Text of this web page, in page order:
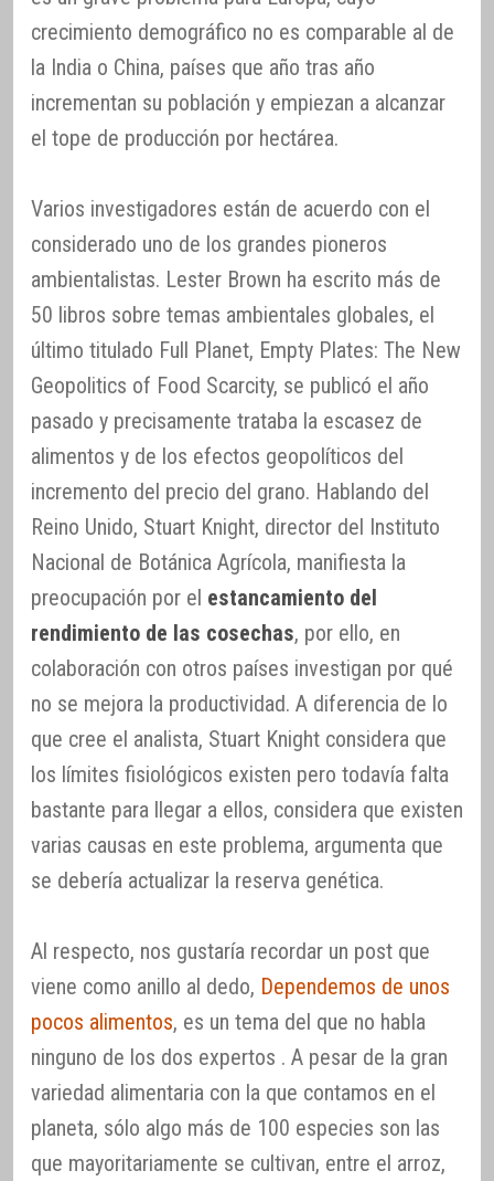
crecimiento demográfico no es comparable al de
la India o China, países que año tras año
incrementan su población y empiezan a alcanzar
el tope de producción por hectárea.
Varios investigadores están de acuerdo con el
considerado uno de los grandes pioneros
ambientalistas. Lester Brown ha escrito más de
50 libros sobre temas ambientales globales, el
último titulado Full Planet, Empty Plates: The New
Geopolitics of Food Scarcity, se publicó el año
pasado y precisamente trataba la escasez de
alimentos y de los efectos geopolíticos del
incremento del precio del grano. Hablando del
Reino Unido, Stuart Knight, director del Instituto
Nacional de Botánica Agrícola, manifiesta la
preocupación por el estancamiento del
rendimiento de las cosechas, por ello, en
colaboración con otros países investigan por qué
no se mejora la productividad. A diferencia de lo
que cree el analista, Stuart Knight considera que
los límites fisiológicos existen pero todavía falta
bastante para llegar a ellos, considera que existen
varias causas en este problema, argumenta que
se debería actualizar la reserva genética.
Al respecto, nos gustaría recordar un post que
viene como anillo al dedo, Dependemos de unos
pocos alimentos, es un tema del que no habla
ninguno de los dos expertos . A pesar de la gran
variedad alimentaria con la que contamos en el
planeta, sólo algo más de 100 especies son las
que mayoritariamente se cultivan, entre el arroz,